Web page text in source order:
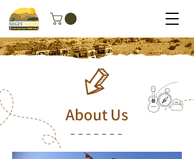
About Us